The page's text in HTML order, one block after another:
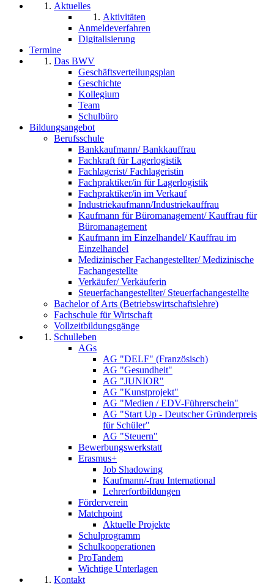
Aktuelles
Aktivitäten
Anmeldeverfahren
Digitalisierung
Termine
Das BWV
Geschäftsverteilungsplan
Geschichte
Kollegium
Team
Schulbüro
Bildungsangebot
Berufsschule
Bankkaufmann/ Bankkauffrau
Fachkraft für Lagerlogistik
Fachlagerist/ Fachlageristin
Fachpraktiker/in für Lagerlogistik
Fachpraktiker/in im Verkauf
Industriekaufmann/Industriekauffrau
Kaufmann für Büromanagement/ Kauffrau für
Büromanagement
Kaufmann im Einzelhandel/ Kauffrau im
Einzelhandel
Medizinischer Fachangestellter/ Medizinische
Fachangestellte
Verkäufer/ Verkäuferin
Steuerfachangestellter/ Steuerfachangestellte
Bachelor of Arts (Betriebswirtschaftslehre)
Fachschule für Wirtschaft
Vollzeitbildungsgänge
Schulleben
AGs
AG "DELF" (Französisch)
AG "Gesundheit"
AG "JUNIOR"
AG "Kunstprojekt"
AG "Medien / EDV-Führerschein"
AG "Start Up - Deutscher Gründerpreis
für Schüler"
AG "Steuern"
Bewerbungswerkstatt
Erasmus+
Job Shadowing
Kaufmann/-frau International
Lehrerfortbildungen
Förderverein
Matchpoint
Aktuelle Projekte
Schulprogramm
Schulkooperationen
ProTandem
Wichtige Unterlagen
Kontakt